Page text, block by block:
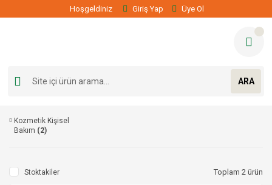
Hoşgeldiniz Giriş Yap Üye Ol
ARA
Kozmetik Kişisel
Bakım (2)
Stoktakiler Toplam 2 ürün